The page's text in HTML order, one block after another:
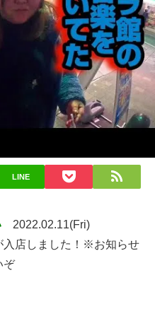
LINE
2022.02.11(Fri)
入店しました！※お知らせ
ぞ